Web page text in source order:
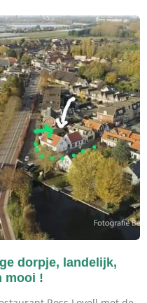
dorpje, landelijk,
mooi !